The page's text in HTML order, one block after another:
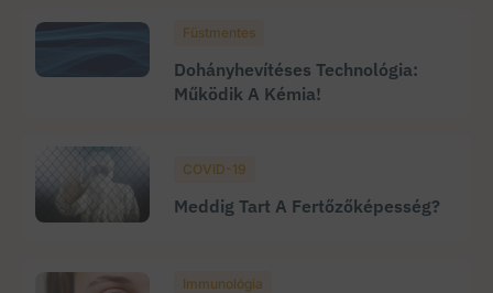
Füstmentes
Dohányhevítéses Technológia:
Működik A Kémia!
COVID-19
Meddig Tart A Fertőzőképesség?
Immunológia